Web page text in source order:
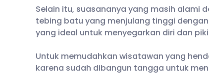
Selain itu, suasananya yang masih alami
tebing batu yang menjulang tinggi
yang ideal untuk menyegarkan diri dan
Untuk memudahkan wisatawan yang
karena sudah dibangun tangga untuk